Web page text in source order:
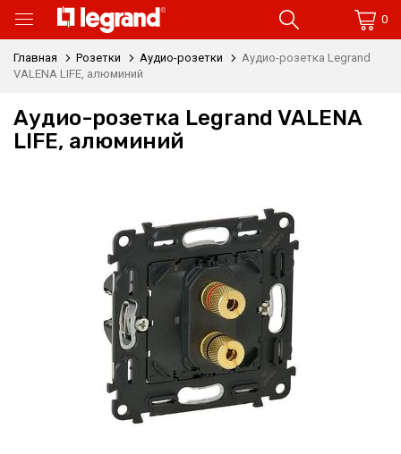
0
Главная Розетки Аудио-розетки
Аудио-розетка Legrand
VALENA LIFE, алюминий
Аудио-розетка Legrand VALENA
LIFE, алюминий